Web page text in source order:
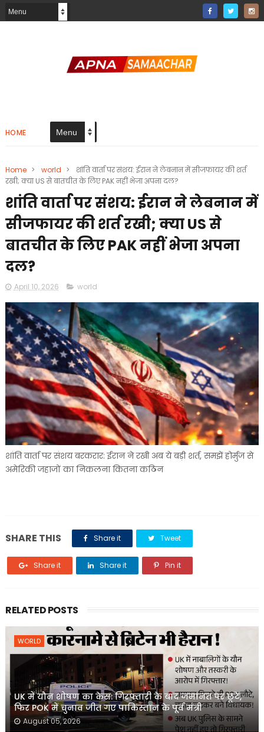
HOME
Home > world >
शांति वार्ता पर संशय: ईरान ने लेबनान में सीजफायर की शर्त
रखी; क्या US से बातचीत के लिए PAK नहीं भेजा अपना दल?
शांति वार्ता पर संशय: ईरान ने लेबनान में
सीजफायर की शर्त रखी; क्या US से
बातचीत के लिए PAK नहीं भेजा अपना
दल?
April 10, 2026 world
शांति वार्ता पर संशय बरकरार: ईरान ने रखी अब ये बड़ी शर्त, समझें होर्मुज से
अमेरिकी जहाजों का निकलना कितना कठिन
SHARE THIS Share it Tweet
Share it Share it Pin it
RELATED POSTS
WORLD
UK में यौन शोषण का केस: गिरफ्तारी के बाद जमानत पर छूटे,
फिर POK में चुनाव जीत गए पाकिस्तान के पूर्व मंत्री
August 05, 2026